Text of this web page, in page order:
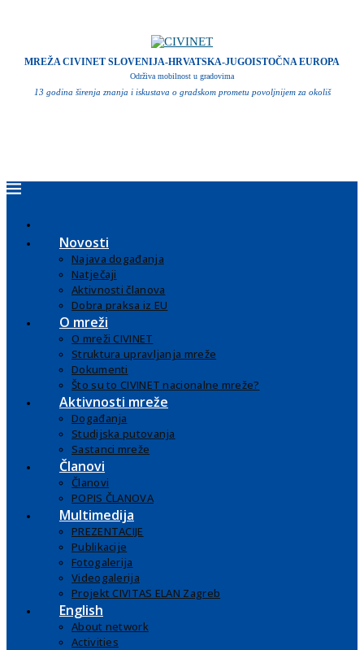
MREŽA CIVINET SLOVENIJA-HRVATSKA-JUGOISTOČNA EUROPA
Održiva mobilnost u gradovima
13 godina širenja znanja i iskustava o gradskom prometu povoljnijem za okoliš
Novosti
Najava događanja
Natječaji
Aktivnosti članova
Dobra praksa iz EU
O mreži
O mreži CIVINET
Struktura upravljanja mreže
Dokumenti
Što su to CIVINET nacionalne mreže?
Aktivnosti mreže
Događanja
Studijska putovanja
Sastanci mreže
Članovi
Članovi
POPIS ČLANOVA
Multimedija
PREZENTACIJE
Publikacije
Fotogalerija
Videogalerija
Projekt CIVITAS ELAN Zagreb
English
About network
Activities